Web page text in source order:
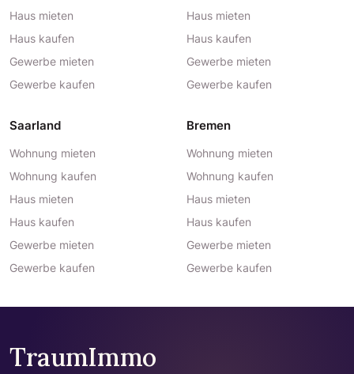
Haus mieten
Haus kaufen
Gewerbe mieten
Gewerbe kaufen
Haus mieten
Haus kaufen
Gewerbe mieten
Gewerbe kaufen
Saarland
Wohnung mieten
Wohnung kaufen
Haus mieten
Haus kaufen
Gewerbe mieten
Gewerbe kaufen
Bremen
Wohnung mieten
Wohnung kaufen
Haus mieten
Haus kaufen
Gewerbe mieten
Gewerbe kaufen
TraumImmo